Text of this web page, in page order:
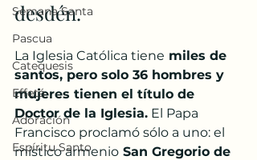
Semana Santa
Pascua
Catequesis
Effetá
Adoración
Espíritu Santo
desdén.
La Iglesia Católica tiene miles de
santos, pero solo 36 hombres y
mujeres tienen el título de
Doctor de la Iglesia. El Papa
Francisco proclamó sólo a uno: el
místico armenio San Gregorio de